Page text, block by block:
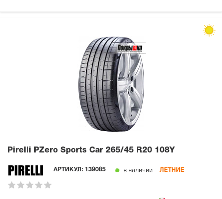
Pirelli PZero Sports Car 265/45 R20 108Y
АРТИКУЛ: 139085 в наличии ЛЕТНИЕ